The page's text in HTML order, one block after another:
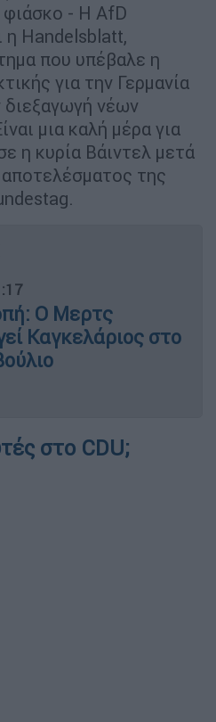
- Η AfD
η Handelsblatt,
που υπέβαλε η
για την Γερμανία
διεξαγωγή νέων
μια καλή μέρα για
η κυρία Βάιντελ μετά
της
Ο Μερτς
Καγκελάριος στο
στο CDU;